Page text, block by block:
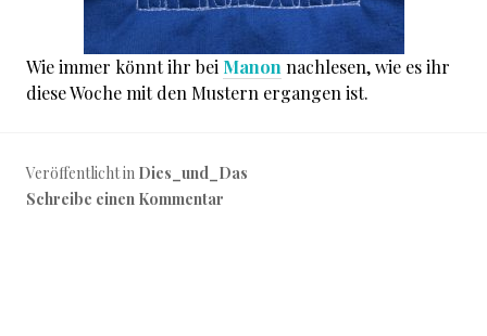
Wie immer könnt ihr bei Manon nachlesen, wie es ihr
diese Woche mit den Mustern ergangen ist.
Veröffentlicht in Dies_und_Das
Schreibe einen Kommentar